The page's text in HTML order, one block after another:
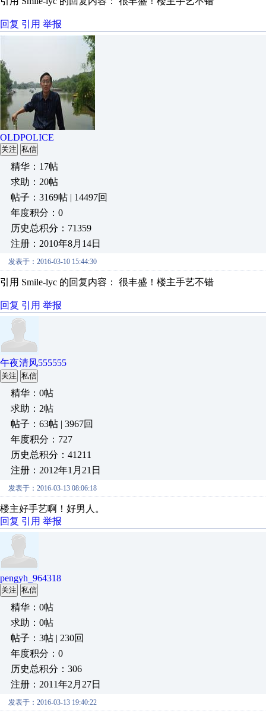
回复 引用 举报
OLDPOLICE
关注 私信
精华：17帖
求助：20帖
帖子：3169帖 | 14497回
年度积分：0
历史总积分：71359
注册：2010年8月14日
发表于：2016-03-10 15:44:30
引用 Smile-lyc 的回复内容： 很丰盛！楼主手艺不错
回复 引用 举报
午夜清风555555
关注 私信
精华：0帖
求助：2帖
帖子：63帖 | 3967回
年度积分：727
历史总积分：41211
注册：2012年1月21日
发表于：2016-03-13 08:06:18
楼主好手艺啊！好男人。
回复 引用 举报
pengyh_964318
关注 私信
精华：0帖
求助：0帖
帖子：3帖 | 230回
年度积分：0
历史总积分：306
注册：2011年2月27日
发表于：2016-03-13 19:40:22